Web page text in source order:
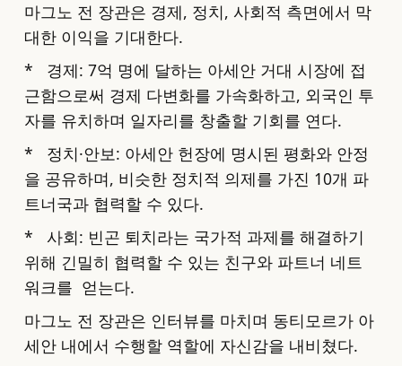
마그노 전 장관은 경제, 정치, 사회적 측면에서 막
대한 이익을 기대한다.
* 경제: 7억 명에 달하는 아세안 거대 시장에 접
근함으로써 경제 다변화를 가속화하고, 외국인 투
자를 유치하며 일자리를 창출할 기회를 연다.
* 정치·안보: 아세안 헌장에 명시된 평화와 안정
을 공유하며, 비슷한 정치적 의제를 가진 10개 파
트너국과 협력할 수 있다.
* 사회: 빈곤 퇴치라는 국가적 과제를 해결하기
위해 긴밀히 협력할 수 있는 친구와 파트너 네트
워크를 얻는다.
마그노 전 장관은 인터뷰를 마치며 동티모르가 아
세안 내에서 수행할 역할에 자신감을 내비쳤다.